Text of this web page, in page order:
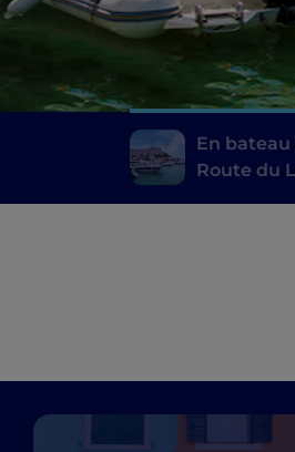
En
Route du